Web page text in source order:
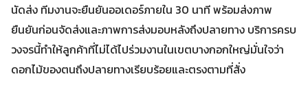
นัดส่ง ทีมงานจะยืนยันออเดอร์ภายใน 30 นาที พร้อมส่งภาพ
ยืนยันก่อนจัดส่งและภาพการส่งมอบหลังถึงปลายทาง บริการครบ
วงจรนี้ทำให้ลูกค้าที่ไม่ได้ไปร่วมงานในเขตบางกอกใหญ่มั่นใจว่า
ดอกไม้ของตนถึงปลายทางเรียบร้อยและตรงตามที่สั่ง